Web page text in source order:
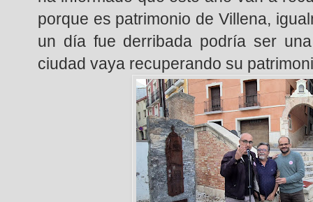
porque es patrimonio de Villena,
un día fue derribada podría ser
ciudad vaya recuperando su